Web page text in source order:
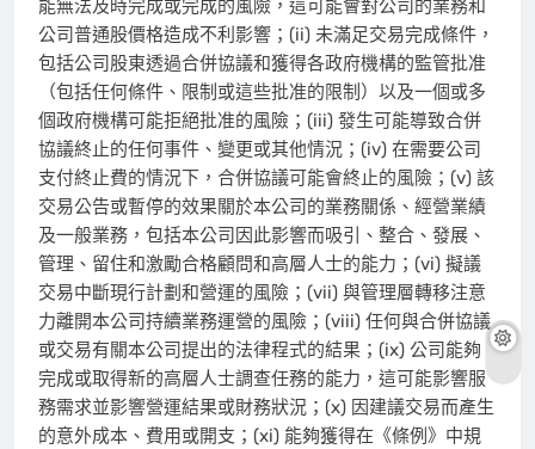
能無法及時完成或完成的風險，這可能會對公司的業務和
公司普通股價格造成不利影響；(ii) 未滿足交易完成條件，
包括公司股東透過合併協議和獲得各政府機構的監管批准
（包括任何條件、限制或這些批准的限制）以及一個或多
個政府機構可能拒絕批准的風險；(iii) 發生可能導致合併
協議終止的任何事件、變更或其他情況；(iv) 在需要公司
支付終止費的情況下，合併協議可能會終止的風險；(v) 該
交易公告或暫停的效果關於本公司的業務關係、經營業績
及一般業務，包括本公司因此影響而吸引、整合、發展、
管理、留住和激勵合格顧問和高層人士的能力；(vi) 擬議
交易中斷現行計劃和營運的風險；(vii) 與管理層轉移注意
力離開本公司持續業務運營的風險；(viii) 任何與合併協議
或交易有關本公司提出的法律程式的結果；(ix) 公司能夠
完成或取得新的高層人士調查任務的能力，這可能影響服
務需求並影響營運結果或財務狀況；(x) 因建議交易而產生
的意外成本、費用或開支；(xi) 能夠獲得在《條例》中規